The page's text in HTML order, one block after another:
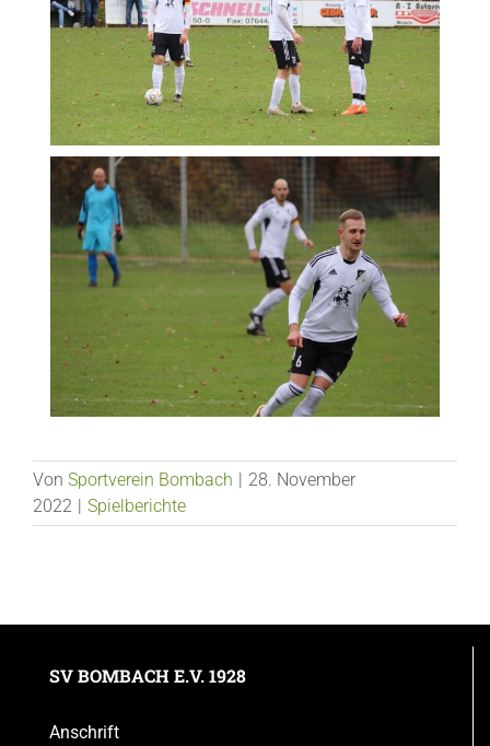
Von Sportverein Bombach | 28. November
2022 | Spielberichte
SV BOMBACH E.V. 1928
Anschrift